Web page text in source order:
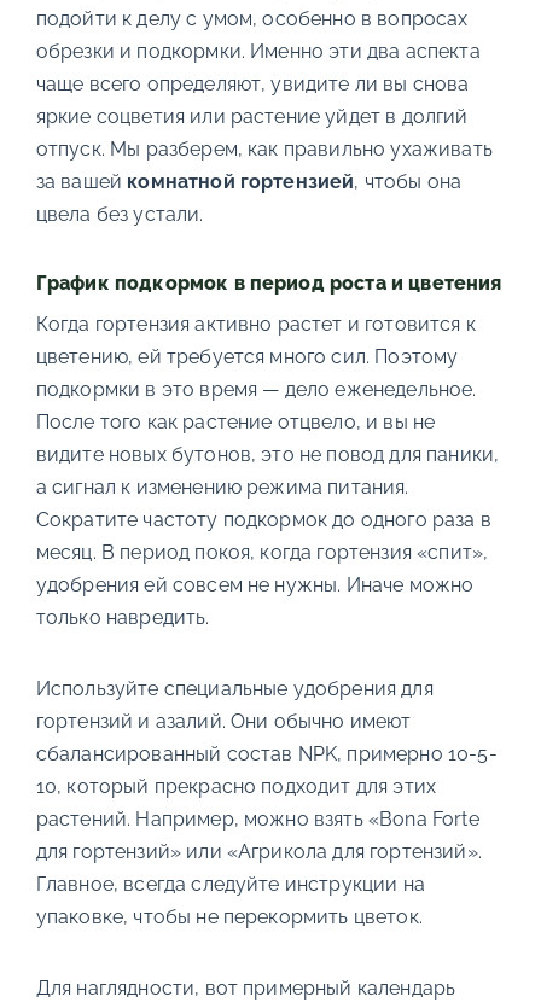
подойти к делу с умом, особенно в вопросах
обрезки и подкормки. Именно эти два аспекта
чаще всего определяют, увидите ли вы снова
яркие соцветия или растение уйдет в долгий
отпуск. Мы разберем, как правильно ухаживать
за вашей комнатной гортензией, чтобы она
цвела без устали.
График подкормок в период роста и цветения
Когда гортензия активно растет и готовится к
цветению, ей требуется много сил. Поэтому
подкормки в это время — дело еженедельное.
После того как растение отцвело, и вы не
видите новых бутонов, это не повод для паники,
а сигнал к изменению режима питания.
Сократите частоту подкормок до одного раза в
месяц. В период покоя, когда гортензия «спит»,
удобрения ей совсем не нужны. Иначе можно
только навредить.
Используйте специальные удобрения для
гортензий и азалий. Они обычно имеют
сбалансированный состав NPK, примерно 10-5-
10, который прекрасно подходит для этих
растений. Например, можно взять «Bona Forte
для гортензий» или «Агрикола для гортензий».
Главное, всегда следуйте инструкции на
упаковке, чтобы не перекормить цветок.
Для наглядности, вот примерный календарь